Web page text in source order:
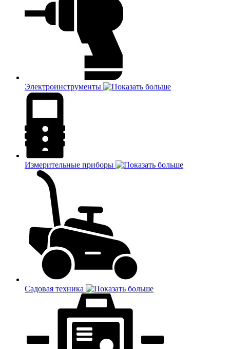
Электроинструменты
Измерительные приборы
Садовая техника